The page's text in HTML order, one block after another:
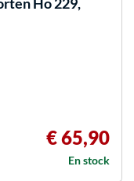
€ 65,90
En stock